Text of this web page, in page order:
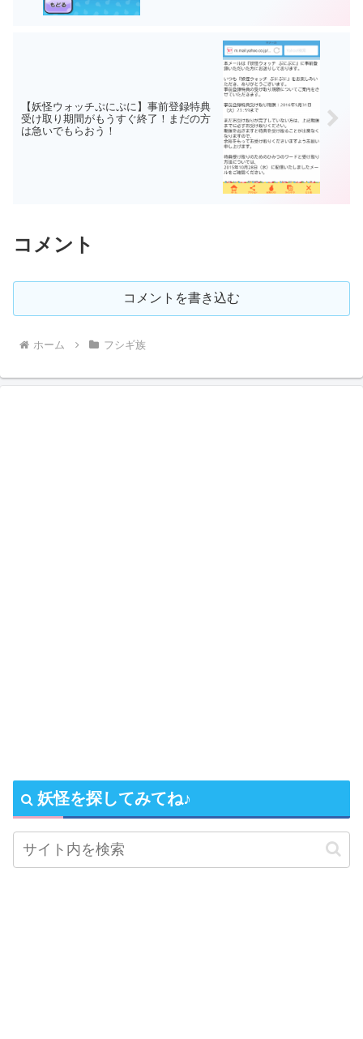
【妖怪ウォッチぷにぷに】事前登録特典
受け取り期間がもうすぐ終了！まだの方
は急いでもらおう！
コメント
コメントを書き込む
ホーム フシギ族
妖怪を探してみてね♪